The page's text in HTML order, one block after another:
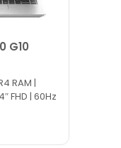
G10
RAM |
FHD | 60Hz